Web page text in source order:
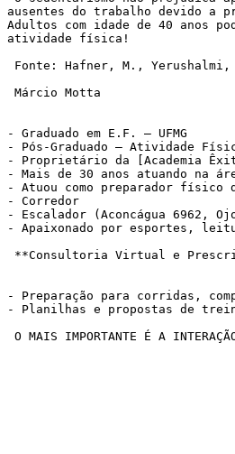
ausentes do trabalho devido a
Adultos com idade de 40 anos
atividade física!
- Graduado em E.F. – UFMG
- Pós-Graduado – Atividade
- Proprietário da [Academia
- Mais de 30 anos atuando na
- Atuou como preparador físico
- Corredor
- Escalador (Aconcágua 6962,
- Apaixonado por esportes,
- Preparação para corridas,
- Planilhas e propostas de
O MAIS IMPORTANTE É A